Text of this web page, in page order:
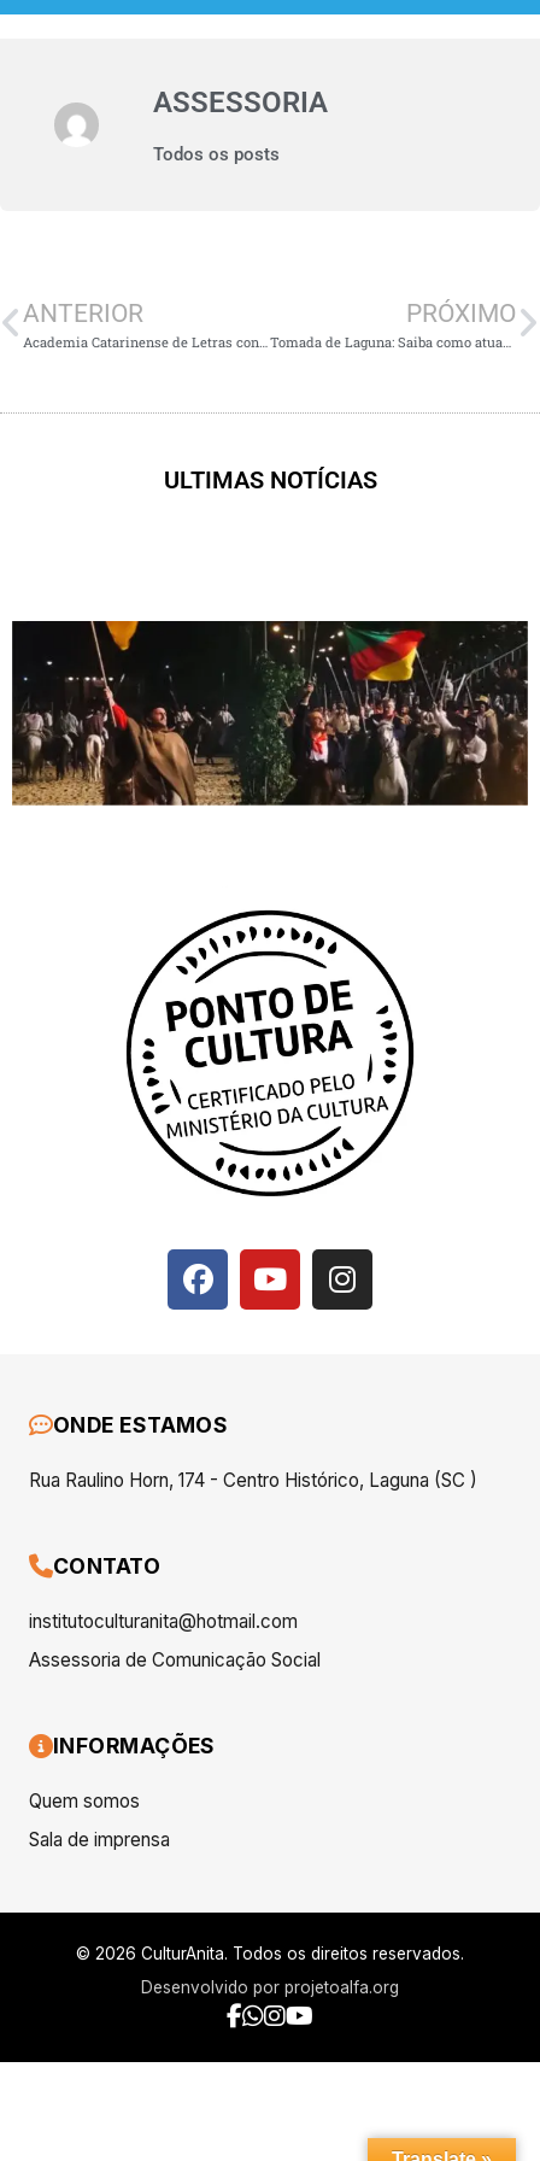
ASSESSORIA
Todos os posts
ANTERIOR
Academia Catarinense de Letras confere Diploma de Honra ao Mérito ao escritor Adilcio Cadorin
PRÓXIMO
Tomada de Laguna: Saiba como atuar no espetáculo
ULTIMAS NOTÍCIAS
ONDE ESTAMOS
Rua Raulino Horn, 174 - Centro Histórico, Laguna (SC )
CONTATO
institutoculturanita@hotmail.com
Assessoria de Comunicação Social
INFORMAÇÕES
Quem somos
Sala de imprensa
© 2026 CulturAnita. Todos os direitos reservados.
Desenvolvido por projetoalfa.org